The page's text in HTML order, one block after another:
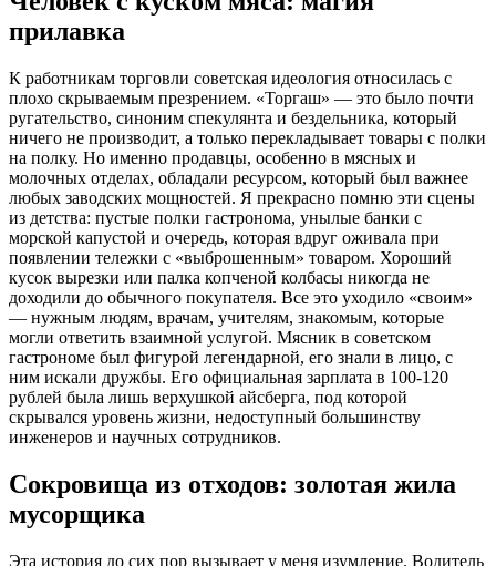
прилавка
К работникам торговли советская идеология относилась с
плохо скрываемым презрением. «Торгаш» — это было почти
ругательство, синоним спекулянта и бездельника, который
ничего не производит, а только перекладывает товары с полки
на полку. Но именно продавцы, особенно в мясных и
молочных отделах, обладали ресурсом, который был важнее
любых заводских мощностей. Я прекрасно помню эти сцены
из детства: пустые полки гастронома, унылые банки с
морской капустой и очередь, которая вдруг оживала при
появлении тележки с «выброшенным» товаром. Хороший
кусок вырезки или палка копченой колбасы никогда не
доходили до обычного покупателя. Все это уходило «своим»
— нужным людям, врачам, учителям, знакомым, которые
могли ответить взаимной услугой. Мясник в советском
гастрономе был фигурой легендарной, его знали в лицо, с
ним искали дружбы. Его официальная зарплата в 100-120
рублей была лишь верхушкой айсберга, под которой
скрывался уровень жизни, недоступный большинству
инженеров и научных сотрудников.
Сокровища из отходов: золотая жила
мусорщика
Эта история до сих пор вызывает у меня изумление. Водитель